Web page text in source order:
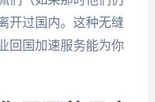
开过国内。这种无缝
回国加速服务能为你